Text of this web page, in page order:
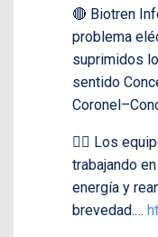
🔴 Biotren
problema
suprimidos
sentido
👷‍♂️ Los
trabajando
energía y
brevedad.…